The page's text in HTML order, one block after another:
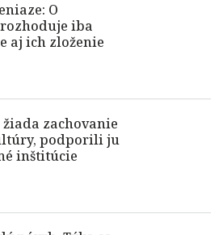
O
iba
aj ich zloženie
zachovanie
podporili ju
inštitúcie